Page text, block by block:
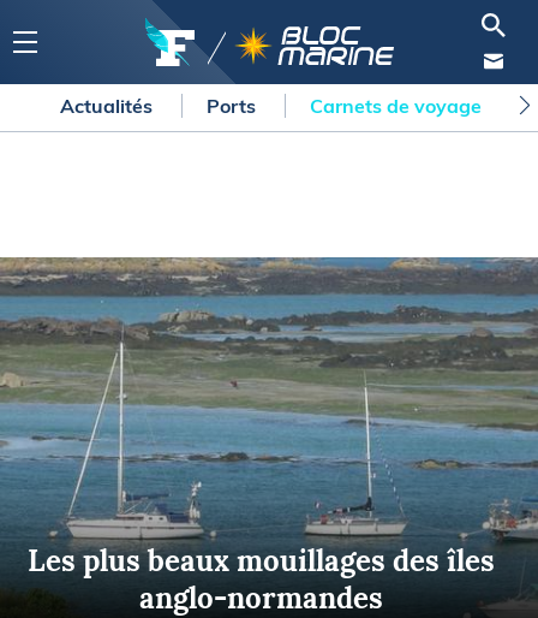
Actualités Ports Carnets de voyage
Les plus beaux mouillages des îles
anglo-normandes